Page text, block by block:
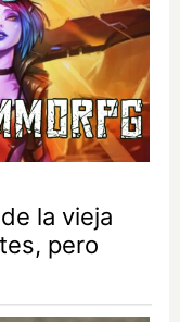
la vieja
pero